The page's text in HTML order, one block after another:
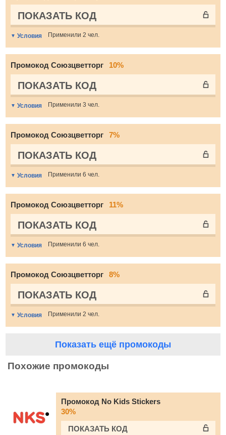
ПОКАЗАТЬ КОД
Условия Применили 2 чел.
Промокод Союзцветторг 10%
ПОКАЗАТЬ КОД
Условия Применили 3 чел.
Промокод Союзцветторг 7%
ПОКАЗАТЬ КОД
Условия Применили 6 чел.
Промокод Союзцветторг 11%
ПОКАЗАТЬ КОД
Условия Применили 6 чел.
Промокод Союзцветторг 8%
ПОКАЗАТЬ КОД
Условия Применили 2 чел.
Показать ещё промокоды
Похожие промокоды
Промокод No Kids Stickers
30%
ПОКАЗАТЬ КОД